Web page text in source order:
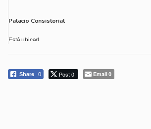
Palacio Consistorial
Está ubicad...
Share 0 Post 0 Email0